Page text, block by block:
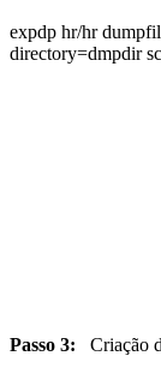
expdp hr/hr
directory=dmpdir
Passo 3:
Criação